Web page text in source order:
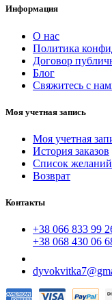
Информация
О нас
Политика
Договор
Блог
Свяжитесь с
Моя учетная запись
Моя учетная
История заказов
Список желаний
Возврат
Контакты
+38 066 833 99
+38 068 430 06